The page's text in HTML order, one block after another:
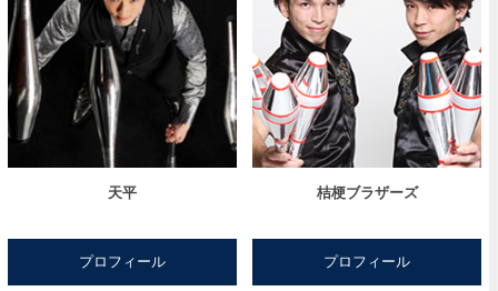
天平
プロフィール
桔梗ブラザーズ
プロフィール